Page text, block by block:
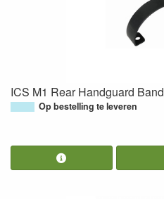
ICS M1 Rear Handguard Band
Op bestelling te leveren